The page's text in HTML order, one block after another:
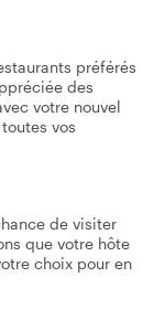
préférés
des
votre nouvel
vos
de visiter
que votre hôte
choix pour en